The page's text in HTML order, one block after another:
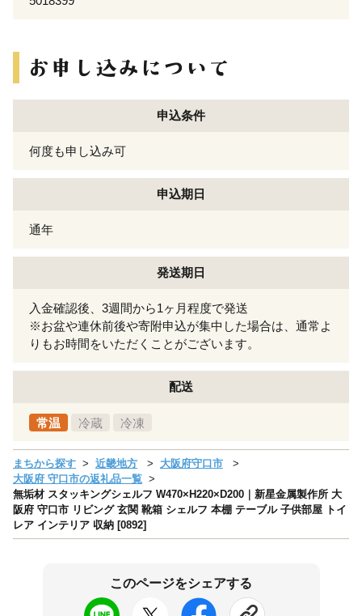
申込条件
何度も申し込み可
申込期日
通年
発送期日
入金確認後、3週間から1ヶ月程度で発送
※お盆や連休前後や寄附申込が集中した場合は、通常よ
りもお時間をいただくことがございます。
配送
常温 冷蔵 冷凍
まちから探す 近畿地方
大阪府守口市
大阪府 守口市の返礼品一覧
無垢材 スタッキングシェルフ W470×H220×D200｜新星金属製作所 大
阪府 守口市 リビング 玄関 靴箱 シェルフ 本棚 テーブル 子供部屋 トイ
レア インテリア 収納 [0892]
このページをシェアする